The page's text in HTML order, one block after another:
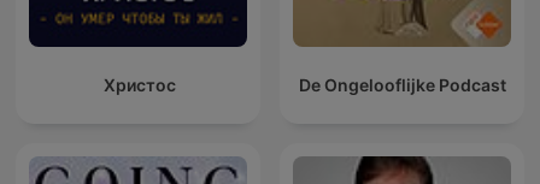
Христос De Ongelooflijke Podcast